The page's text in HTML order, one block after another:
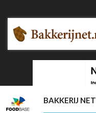
BAKKERIJ NET